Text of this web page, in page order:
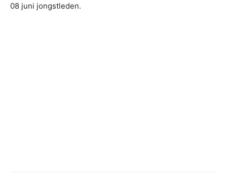
08 juni jongstleden.